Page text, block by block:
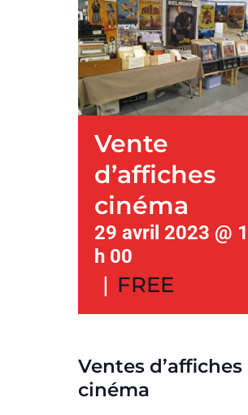
Vente
d’affiches
cinéma
29 avril 2023 @
h 00
| FREE
Ventes d’affiches
cinéma